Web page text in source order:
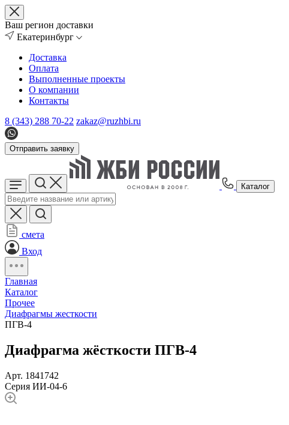
Ваш регион доставки
Екатеринбург
Доставка
Оплата
Выполненные проекты
О компании
Контакты
8 (343) 288 70-22 zakaz@ruzhbi.ru
Отправить заявку
Каталог
смета
Вход
Главная
Каталог
Прочее
Диафрагмы жесткости
ПГВ-4
Диафрагма жёсткости ПГВ-4
Арт. 1841742
Серия ИИ-04-6